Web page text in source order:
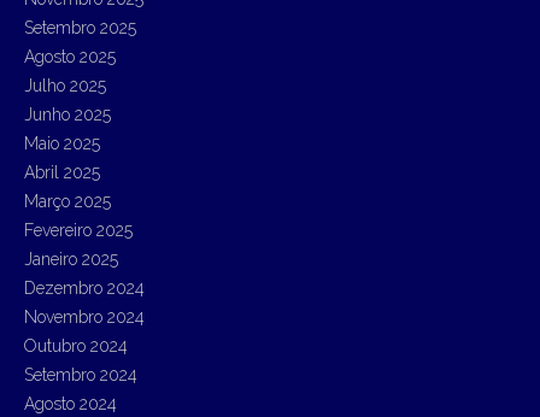
f
o
r
Setembro 2025
Agosto 2025
Julho 2025
Junho 2025
Maio 2025
Abril 2025
Março 2025
Fevereiro 2025
Janeiro 2025
Dezembro 2024
Novembro 2024
Outubro 2024
Setembro 2024
Agosto 2024